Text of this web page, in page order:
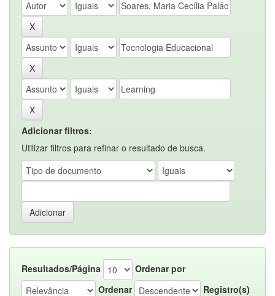
Adicionar filtros:
Utilizar filtros para refinar o resultado de busca.
Resultados/Página
Ordenar por
Ordenar
Registro(s)